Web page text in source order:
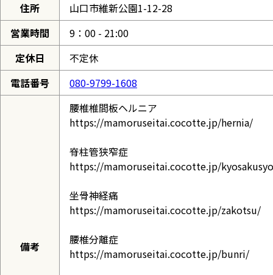
住所
山口市維新公園1-12-28
営業時間
9：00 - 21:00
定休日
不定休
電話番号
080-9799-1608
備考
腰椎椎間板ヘルニア
https://mamoruseitai.cocotte.jp/hernia/
脊柱管狭窄症
https://mamoruseitai.cocotte.jp/
坐骨神経痛
https://mamoruseitai.cocotte.jp/zakotsu/
腰椎分離症
https://mamoruseitai.cocotte.jp/bunri/